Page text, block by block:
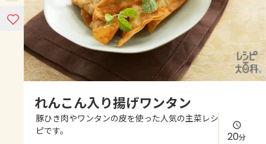
コンテンツ
レシピ
よくあるお問い合わせ
ピーマン
みょうが ゴーヤ
れんこん入り揚げワンタン
豚ひき肉やワンタンの皮を使った人気の主菜レシ
ピです。
20分